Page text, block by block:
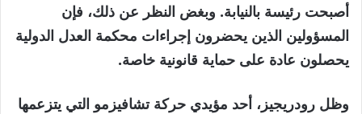
أصبحت رئيسة بالنيابة. وبغض النظر عن ذلك، فإن
المسؤولين الذين يحضرون إجراءات محكمة العدل الدولية
يحصلون عادة على حماية قانونية خاصة.
وظل رودريجيز، أحد مؤيدي حركة تشافيزمو التي يتزعمها